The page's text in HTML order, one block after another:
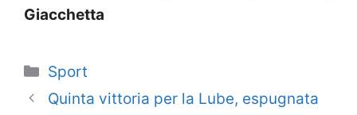
Giacchetta
Categorie
Sport
Quinta vittoria per la Lube, espugnata